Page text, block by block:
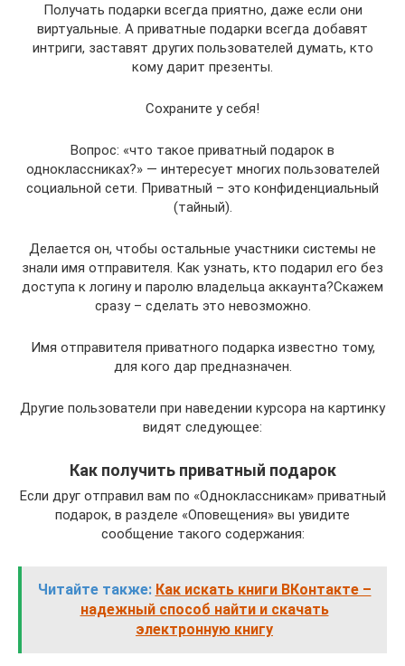
Получать подарки всегда приятно, даже если они
виртуальные. А приватные подарки всегда добавят
интриги, заставят других пользователей думать, кто
кому дарит презенты.
Сохраните у себя!
Вопрос: «что такое приватный подарок в
одноклассниках?» — интересует многих пользователей
социальной сети. Приватный – это конфиденциальный
(тайный).
Делается он, чтобы остальные участники системы не
знали имя отправителя. Как узнать, кто подарил его без
доступа к логину и паролю владельца аккаунта?Скажем
сразу – сделать это невозможно.
Имя отправителя приватного подарка известно тому,
для кого дар предназначен.
Другие пользователи при наведении курсора на картинку
видят следующее:
Как получить приватный подарок
Если друг отправил вам по «Одноклассникам» приватный
подарок, в разделе «Оповещения» вы увидите
сообщение такого содержания:
Читайте также: Как искать книги ВКонтакте –
надежный способ найти и скачать
электронную книгу